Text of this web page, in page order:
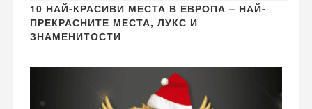
10 НАЙ-КРАСИВИ МЕСТА В ЕВРОПА – НАЙ-
ПРЕКРАСНИТЕ МЕСТА, ЛУКС И
ЗНАМЕНИТОСТИ